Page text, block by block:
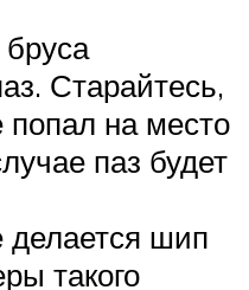
бруса
Старайтесь,
на место
паз будет
делается шип
такого